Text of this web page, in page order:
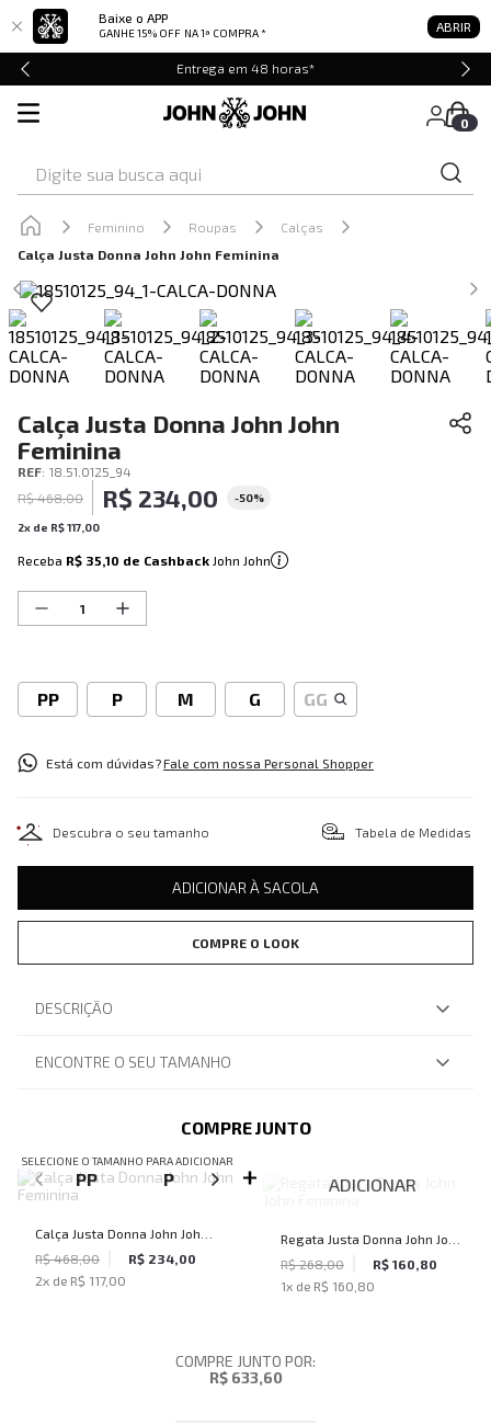
Baixe o APP
GANHE 15% OFF NA 1ª COMPRA * ABRIR
Entrega em 48 horas*
0
Feminino Roupas
Calças
Calça Justa Donna John John Feminina
Calça Justa Donna John John
Feminina
REF: 18.51.0125_94
R$ 468,00 R$ 234,00 -50%
2x de R$117 00
Receba R$ 35,10 de Cashback John John
PP P M G GG
Está com dúvidas?Fale com nossa Personal Shopper
Descubra o seu tamanho Tabela de Medidas
ADICIONAR À SACOLA
COMPRE O LOOK
DESCRIÇÃO
ENCONTRE O SEU TAMANHO
COMPRE JUNTO
SELECIONE O TAMANHO PARA ADICIONAR
PP P M G
Calça Justa Donna John John
Feminina
R$ 468,00
R$ 234,00
2x de R$ 117,00
ADICIONAR
Regata Justa Donna John John
Feminina
R$ 268,00
R$ 160,80
1x de R$ 160,80
COMPRE JUNTO POR:
R$ 633,60